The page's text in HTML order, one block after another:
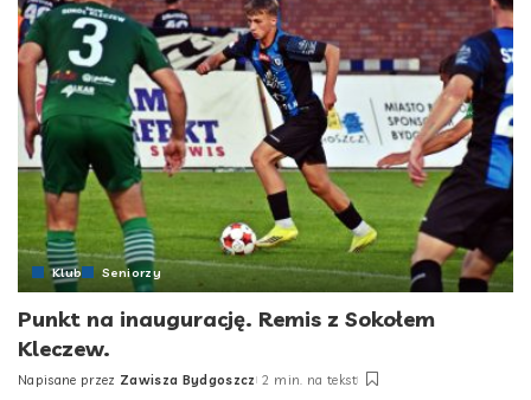
Klub Seniorzy
Punkt na inaugurację. Remis z Sokołem
Kleczew.
Posted
Napisane przez Zawisza Bydgoszcz 2 min. na tekst